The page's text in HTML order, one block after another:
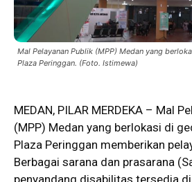
Mal Pelayanan Publik (MPP) Medan yang
Plaza Peringgan. (Foto. Istimewa)
MEDAN, PILAR MERDEKA – Mal
(MPP) Medan yang berlokasi di
Plaza Peringgan memberikan
Berbagai sarana dan prasarana